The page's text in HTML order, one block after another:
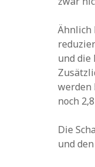
Ähnlich
und die
werden
noch
Die
und